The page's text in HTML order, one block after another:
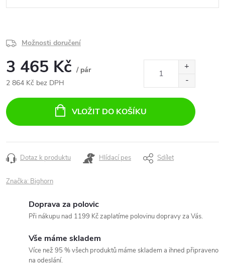
Možnosti doručení
3 465 Kč / pár
2 864 Kč bez DPH
cena:
VLOŽIT DO KOŠÍKU
Dotaz k produktu Hlídací pes Sdílet
Značka: Bighorn
Doprava za polovic
Při nákupu nad 1199 Kč zaplatíme polovinu dopravy za Vás.
Vše máme skladem
Více než 95 % všech produktů máme skladem a ihned připraveno
na odeslání.